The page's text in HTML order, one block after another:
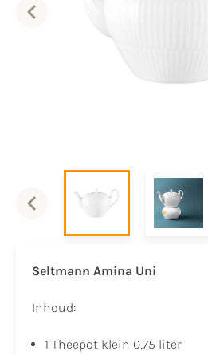
Seltmann Amina Uni
​Inhoud:
​1 Theepot klein 0,75 liter